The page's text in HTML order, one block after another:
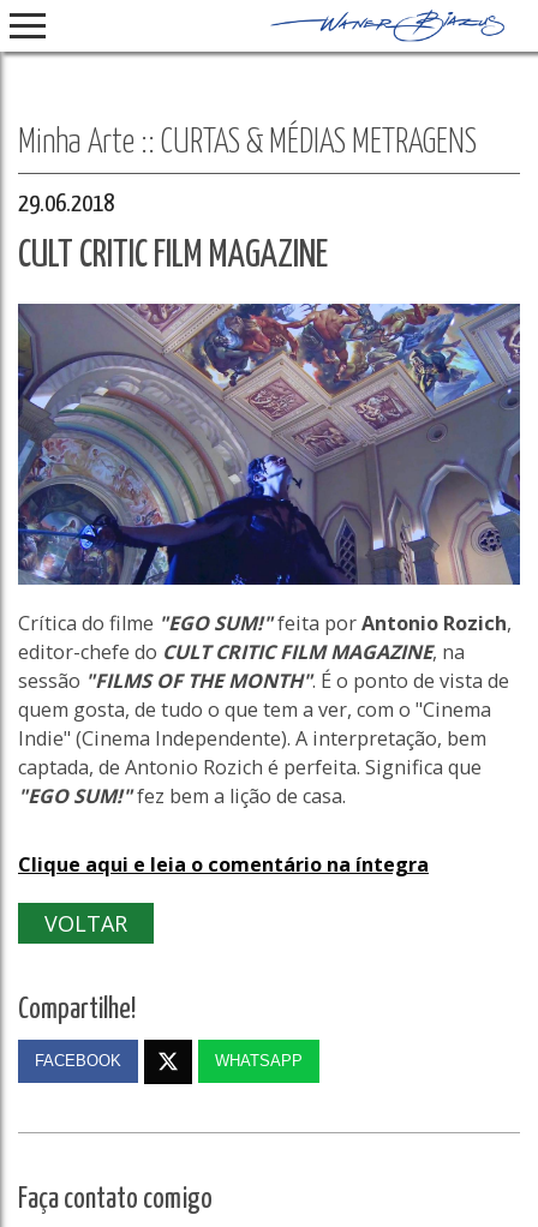
Minha Arte :: CURTAS & MÉDIAS METRAGENS
29.06.2018
CULT CRITIC FILM MAGAZINE
Crítica do filme "EGO SUM!"feita porAntonio Rozich,
editor-chefe do CULT CRITIC FILM MAGAZINE, na
sessão "FILMS OF THE MONTH". É o ponto de vista de
quem gosta, de tudo o que tem a ver, com o "Cinema
Indie" (Cinema Independente). A interpretação, bem
captada, de Antonio Rozich é perfeita. Significa que
"EGO SUM!"fez bem a lição de casa.
Clique aqui e leia o comentário na íntegra
VOLTAR
Compartilhe!
FACEBOOK WHATSAPP
Faça contato comigo
Select Language